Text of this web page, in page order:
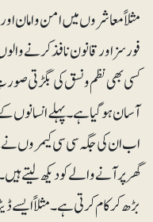
مثلاً معاشروں میں امن و امان
فورسز اور قانون نافذ کرنے
کسی بھی نظم و نسق کی بگڑتی
آسان ہوگیا ہے۔ پہلے انسانوں
اب ان کی جگہ سی سی کیمروں نے
گھر پر آنے والے کو دیکھ لیتے
بڑھ کر کام کرتی ہے۔ مثلاً ایسے